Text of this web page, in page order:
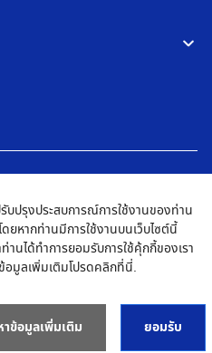
าน แผนผังเว็บไซต์ ไปที่โกลบอลไซต์
(THAILAND) LTD. All Rights
บปรุงประสบการณ์การใช้งานของท่าน
ยหากท่านมีการใช้งานบนเว็บไซต์นี้
านได้ทำการยอมรับการใช้คุ้กกี้ของเรา
มูลเพิ่มเติมโปรดคลิกที่นี่.
าข้อมูลเพิ่มเติม ยอมรับ